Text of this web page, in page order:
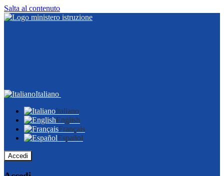
Salta al contenuto
Italiano
Italiano
English
Français
Español
Accedi